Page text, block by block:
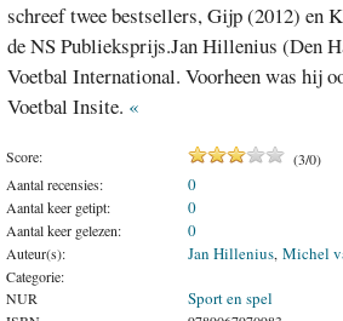
schreef twee bestsellers, Gijp (2012) en
de NS Publieksprijs.Jan Hillenius (Den
Voetbal International. Voorheen was hij
Voetbal Insite. «
Score: (3/0)
Aantal recensies:
0
Aantal keer getipt: 0
Aantal keer gelezen: 0
Auteur(s): Jan Hillenius, Michel
Categorie:
NUR
Sport en spel